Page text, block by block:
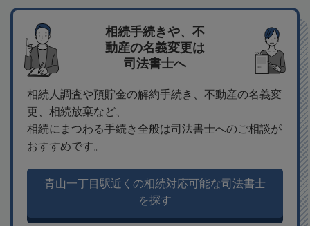
相続手続きや、不
動産の名義変更は
司法書士へ
相続人調査や預貯金の解約手続き、不動産の名義変
更、相続放棄など、
相続にまつわる手続き全般は司法書士へのご相談が
おすすめです。
青山一丁目駅近くの相続対応可能な司法書士
を探す